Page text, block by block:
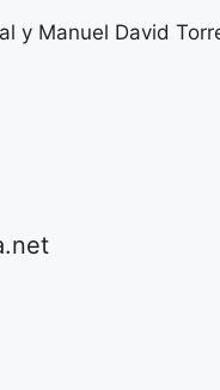
y Manuel David